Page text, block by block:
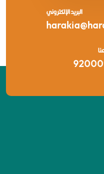
البريد الإلكتروني